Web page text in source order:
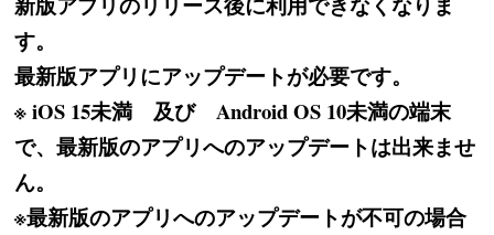
す。
最新版アプリにアップデートが必要です。
※ iOS 15未満 及び Android OS 10未満の端末
で、最新版のアプリへのアップデートは出来ませ
ん。
※最新版のアプリへのアップデートが不可の場合